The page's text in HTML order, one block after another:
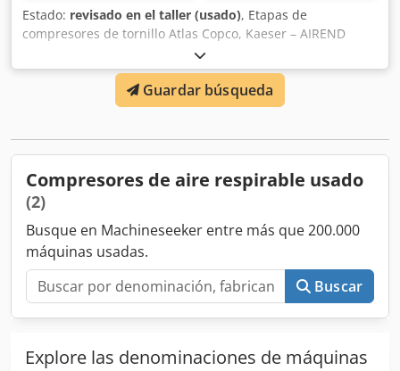
Estado: revisado en el taller (usado), Etapas de
compresores de tornillo Atlas Copco, Kaeser – AIREND
SIGMA – 1,2,3,4 SIGMA – 12 SIGMA – 175, 170, 18, 19, 26,
27, 28, 290, 292, 293, 33, 37 OIS-H03 OIS-H06 OIS-J01 OIS-
K03 OIS-K13 OIS-K14 OIS-K15 OIS-K25 OIS-K26 OIS-K36
OIS-L03 OIS-L06 OIS-M01 OIS-M05 – C146 OIS-M08 OIS-N01
C146 C190 C111
Guardar búsqueda
Compresores de aire respirable usado
(2)
Busque en Machineseeker entre más que 200.000
máquinas usadas.
Buscar
Explore las denominaciones de máquinas